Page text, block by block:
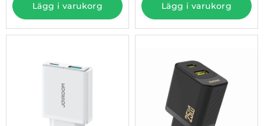
Lägg i varukorg Lägg i varukorg